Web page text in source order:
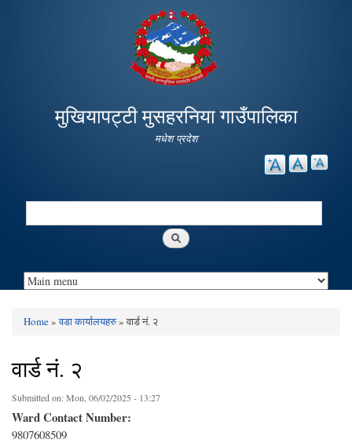
main
content
मुखियापट्टी मुसहरनिया गाउँपालिका
मधेश प्रदेश
Search
Home»वडा कार्यालयहरु» वार्ड नं. २
वार्ड नं. २
Submitted on:Mon, 06/02/2025 - 13:27
Ward Contact Number:
9807608509